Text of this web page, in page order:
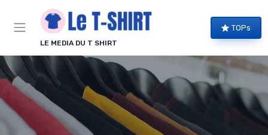
LE MEDIA DU T SHIRT
TOPs
Panneau de gestion des cookies